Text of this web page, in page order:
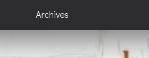
Archives